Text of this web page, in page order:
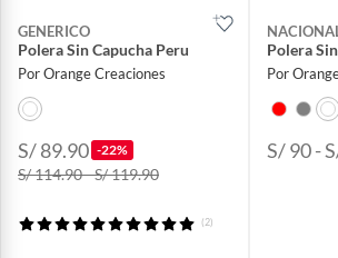
GENERICO
Polera Sin Capucha Peru
Por Orange Creaciones
S/ 89.90 -22%
S/ 114.90 - S/ 119.90
(2)
Polera
Por
S/ 90 -